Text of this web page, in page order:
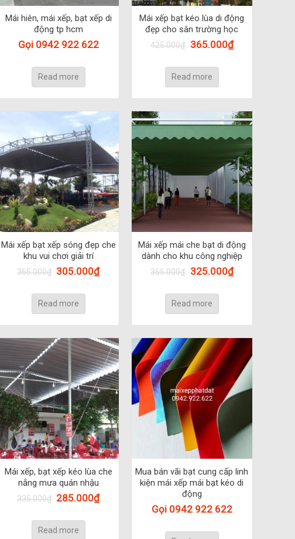
Mái hiên, mái xếp, bạt xếp di
động tp hcm
Gọi 0942 922 622
Read more
Mái xếp bạt kéo lùa di động
đẹp cho sân trường học
425.000₫ 365.000₫
Read more
Mái xếp bạt xếp sóng đẹp che
khu vui chơi giải trí
365.000₫ 305.000₫
Read more
Mái xếp mái che bạt di động
dành cho khu công nghiệp
365.000₫ 325.000₫
Read more
Mái xếp, bạt xếp kéo lùa che
nắng mưa quán nhậu
335.000₫ 285.000₫
Read more
Mua bán vãi bạt cung cấp linh
kiện mái xếp mái bạt kéo di
động
Gọi 0942 922 622